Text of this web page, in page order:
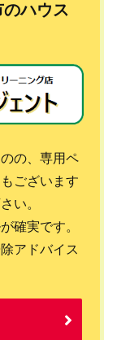
ハウス
の、専用ペ
ございます
い。
確実です。
アドバイス